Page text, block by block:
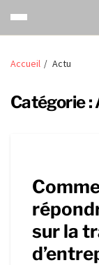
Accueil Actu
Catégorie :
sur la